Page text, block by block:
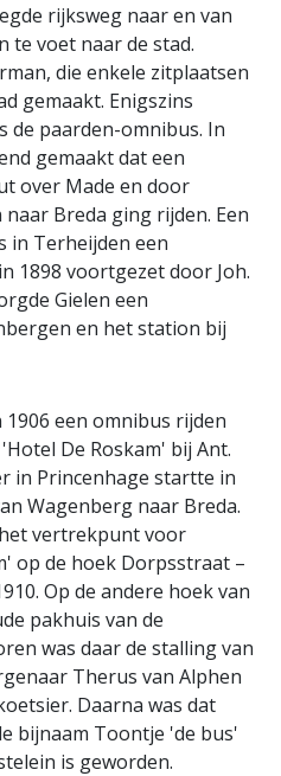
rijksweg naar en van
te voet naar de stad.
die enkele zitplaatsen
gemaakt. Enigszins
de paarden-omnibus. In
gemaakt dat een
over Made en door
Breda ging rijden. Een
in Terheijden een
1898 voortgezet door Joh.
Gielen een
en het station bij
een omnibus rijden
De Roskam' bij Ant.
in Princenhage startte in
Wagenberg naar Breda.
vertrekpunt voor
op de hoek Dorpsstraat –
Op de andere hoek van
pakhuis van de
was daar de stalling van
Therus van Alphen
Daarna was dat
bijnaam Toontje 'de bus'
is geworden.